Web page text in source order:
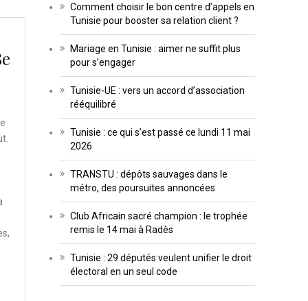
Comment choisir le bon centre d’appels en
Tunisie pour booster sa relation client ?
Mariage en Tunisie : aimer ne suffit plus
pour s’engager
Tunisie-UE : vers un accord d’association
rééquilibré
Tunisie : ce qui s’est passé ce lundi 11 mai
2026
TRANSTU : dépôts sauvages dans le
métro, des poursuites annoncées
Club Africain sacré champion : le trophée
remis le 14 mai à Radès
Tunisie : 29 députés veulent unifier le droit
électoral en un seul code